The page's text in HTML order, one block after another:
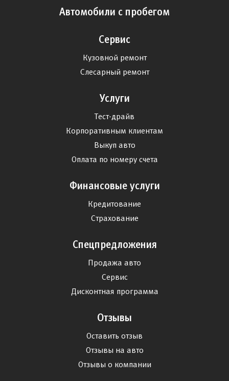
Автомобили с пробегом
Сервис
Кузовной ремонт
Слесарный ремонт
Услуги
Тест-драйв
Корпоративным клиентам
Выкуп авто
Оплата по номеру счета
Финансовые услуги
Кредитование
Страхование
Спецпредложения
Продажа авто
Сервис
Дисконтная программа
Отзывы
Оставить отзыв
Отзывы на авто
Отзывы о компании